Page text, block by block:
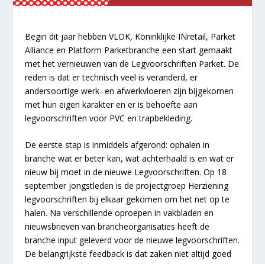
Begin dit jaar hebben VLOK, Koninklijke INretail, Parket
Alliance en Platform Parketbranche een start gemaakt
met het vernieuwen van de Legvoorschriften Parket. De
reden is dat er technisch veel is veranderd, er
andersoortige werk- en afwerkvloeren zijn bijgekomen
met hun eigen karakter en er is behoefte aan
legvoorschriften voor PVC en trapbekleding.
De eerste stap is inmiddels afgerond: ophalen in
branche wat er beter kan, wat achterhaald is en wat er
nieuw bij moet in de nieuwe Legvoorschriften. Op 18
september jongstleden is de projectgroep Herziening
legvoorschriften bij elkaar gekomen om het net op te
halen. Na verschillende oproepen in vakbladen en
nieuwsbrieven van brancheorganisaties heeft de
branche input geleverd voor de nieuwe legvoorschriften.
De belangrijkste feedback is dat zaken niet altijd goed